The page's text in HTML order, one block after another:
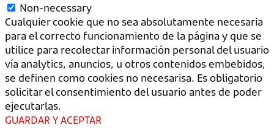
Non-necessary
Cualquier cookie que no sea absolutamente necesaria
para el correcto funcionamiento de la página y que se
utilice para recolectar información personal del usuario
vía analytics, anuncios, u otros contenidos embebidos,
se definen como cookies no necesarisa. Es obligatorio
solicitar el consentimiento del usuario antes de poder
ejecutarlas.
GUARDAR Y ACEPTAR